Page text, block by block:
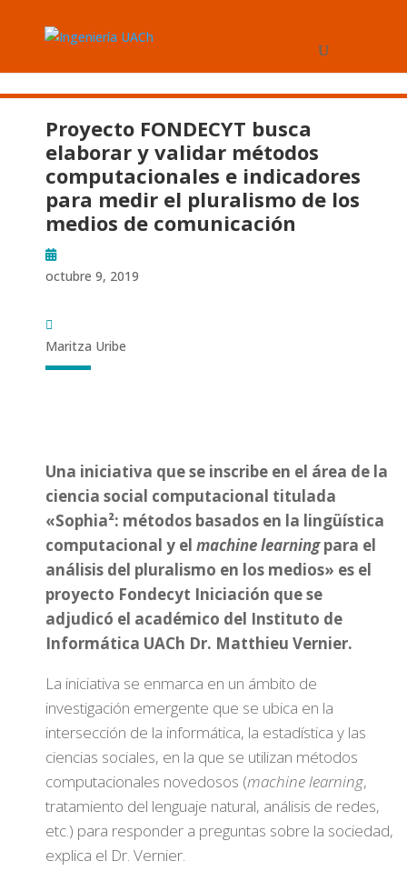
Proyecto FONDECYT busca
elaborar y validar métodos
computacionales e indicadores
para medir el pluralismo de los
medios de comunicación
octubre 9, 2019
Maritza Uribe
Una iniciativa que se inscribe en el área de la
ciencia social computacional titulada
«Sophia²: métodos basados en la lingüística
computacional y el machine learningpara el
análisis del pluralismo en los medios» es el
proyecto Fondecyt Iniciación que se
adjudicó el académico del Instituto de
Informática UACh Dr. Matthieu Vernier.
La iniciativa se enmarca en un ámbito de
investigación emergente que se ubica en la
intersección de la informática, la estadística y las
ciencias sociales, en la que se utilizan métodos
computacionales novedosos (machine learning,
tratamiento del lenguaje natural, análisis de redes,
etc.) para responder a preguntas sobre la sociedad,
explica el Dr. Vernier.